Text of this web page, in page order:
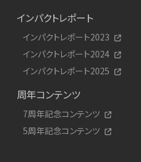
インパクトレポート
インパクトレポート2023
インパクトレポート2024
インパクトレポート2025
周年コンテンツ
7周年記念コンテンツ
5周年記念コンテンツ